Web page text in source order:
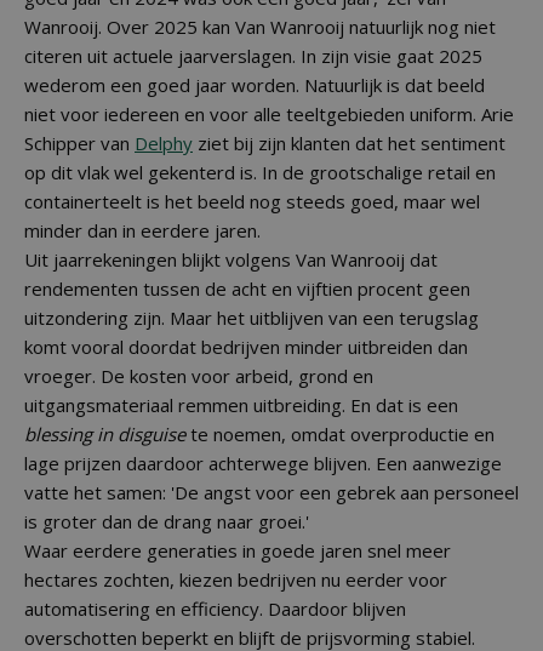
Wanrooij. Over 2025 kan Van Wanrooij natuurlijk nog niet
citeren uit actuele jaarverslagen. In zijn visie gaat 2025
wederom een goed jaar worden. Natuurlijk is dat beeld
niet voor iedereen en voor alle teeltgebieden uniform. Arie
Schipper van Delphy ziet bij zijn klanten dat het sentiment
op dit vlak wel gekenterd is. In de grootschalige retail en
containerteelt is het beeld nog steeds goed, maar wel
minder dan in eerdere jaren.
Uit jaarrekeningen blijkt volgens Van Wanrooij dat
rendementen tussen de acht en vijftien procent geen
uitzondering zijn. Maar het uitblijven van een terugslag
komt vooral doordat bedrijven minder uitbreiden dan
vroeger. De kosten voor arbeid, grond en
uitgangsmateriaal remmen uitbreiding. En dat is een
blessing in disguisete noemen, omdat overproductie en
lage prijzen daardoor achterwege blijven. Een aanwezige
vatte het samen: 'De angst voor een gebrek aan personeel
is groter dan de drang naar groei.'
Waar eerdere generaties in goede jaren snel meer
hectares zochten, kiezen bedrijven nu eerder voor
automatisering en efficiency. Daardoor blijven
overschotten beperkt en blijft de prijsvorming stabiel.